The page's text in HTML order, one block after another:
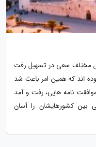
مختلف سعی در تسهیل رفت
اند که همین امر باعث شد
نامه هایی، رفت و آمد
بین کشورهایشان را آسان